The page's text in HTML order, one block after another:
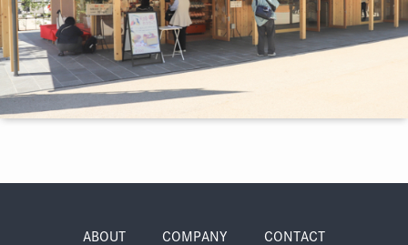
季節・まち まち・スポット
ABOUT COMPANY CONTACT